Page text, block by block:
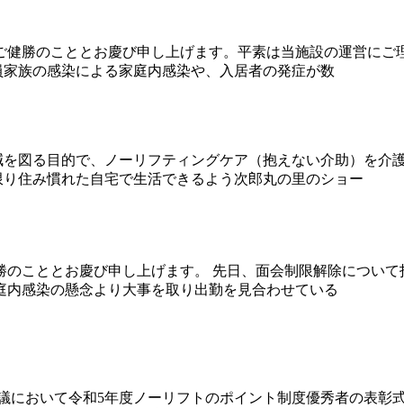
勝のこととお慶び申し上げます。平素は当施設の運営に
族の感染による家庭内感染や、入居者の発症が数
図る目的で、ノーリフティングケア（抱えない介助）を
住み慣れた自宅で生活できるよう次郎丸の里のショー
こととお慶び申し上げます。 先日、面会制限解除につい
感染の懸念より大事を取り出勤を見合わせている
において令和5年度ノーリフトのポイント制度優秀者の